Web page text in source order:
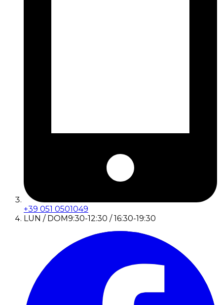
+39 051 0501049
LUN / DOM9:30-12:30 / 16:30-19:30